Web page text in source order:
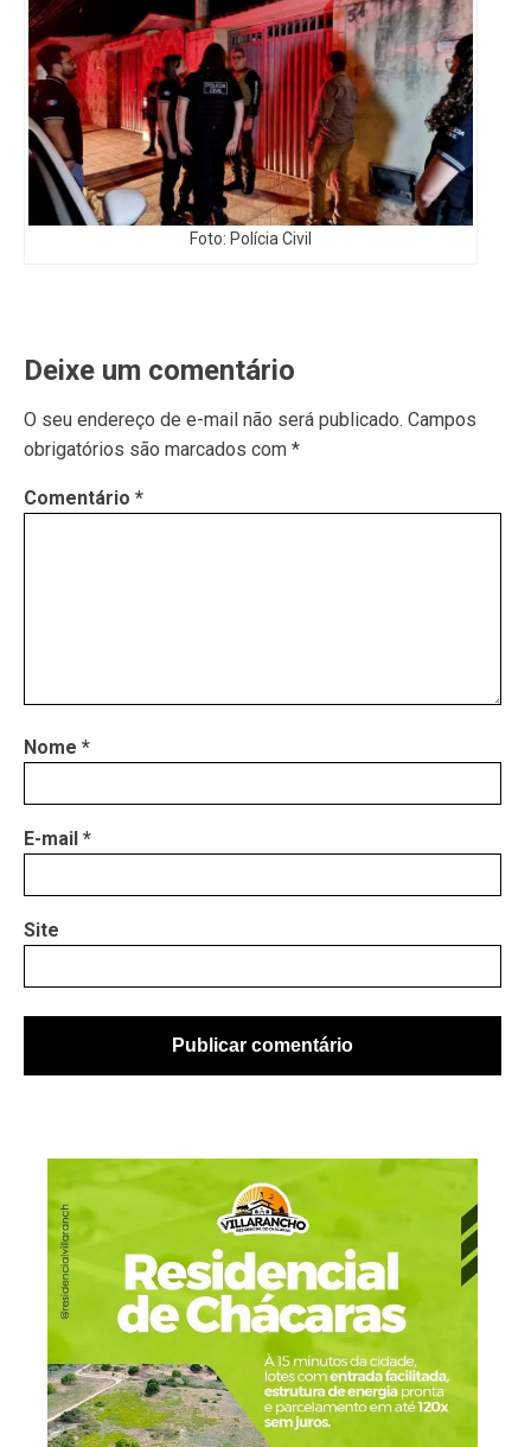
Foto: Polícia Civil
Deixe um comentário
O seu endereço de e-mail não será publicado. Campos
obrigatórios são marcados com *
Comentário *
Nome *
E-mail *
Site